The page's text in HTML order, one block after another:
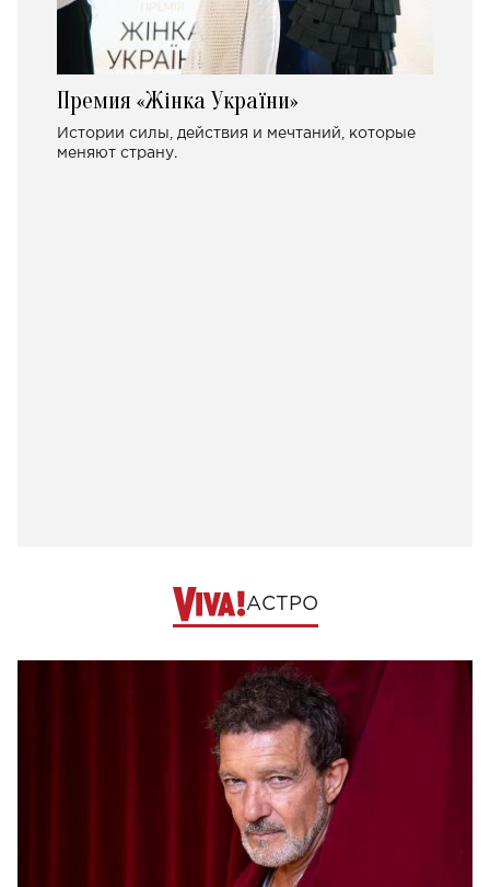
Премия «Жінка України»
Истории силы, действия и мечтаний, которые
меняют страну.
АСТРО